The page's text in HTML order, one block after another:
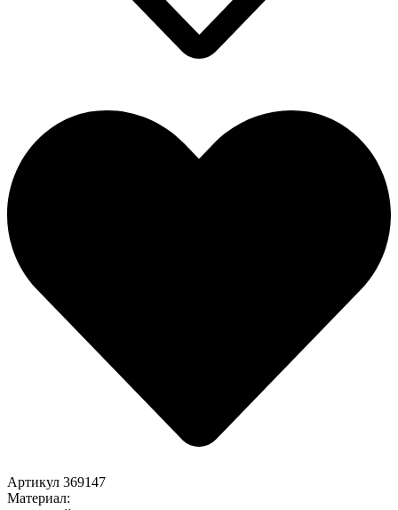
Артикул 369147
Материал: